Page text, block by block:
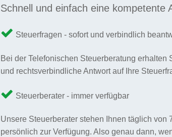
Schnell und einfach eine kompetente
Steuerfragen - sofort und verbindlich
Bei der Telefonischen Steuerberatung erhalten
und rechtsverbindliche Antwort auf Ihre
Steuerberater - immer verfügbar
Unsere Steuerberater stehen Ihnen täglich von
persönlich zur Verfügung. Also genau dann,